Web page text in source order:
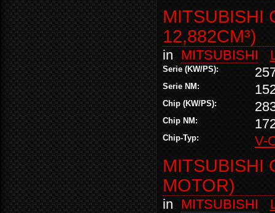
MITSUBISHI
12,882CM³)
in MITSUBISHI
Serie (KW/PS):
Serie NM:
Chip (KW/PS):
Chip NM:
Chip-Typ: V-
MITSUBISHI
MOTOR)
in MITSUBISHI